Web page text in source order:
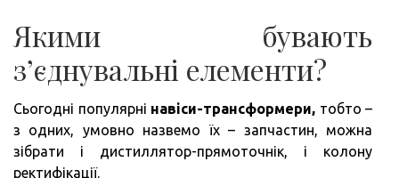
Якими бувають
з’єднувальні елементи?
Сьогодні популярні навіси-трансформери, тобто –
з одних, умовно назвемо їх – запчастин, можна
зібрати і дистиллятор-прямоточнік, і колону
ректифікації.